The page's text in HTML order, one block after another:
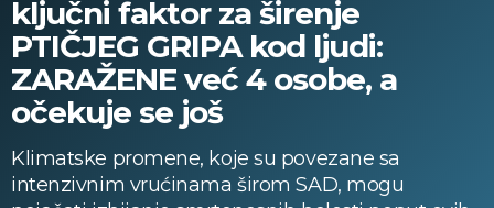
ključni faktor za širenje
PTIČJEG GRIPA kod ljudi:
ZARAŽENE već 4 osobe, a
očekuje se još
Klimatske promene, koje su povezane sa
intenzivnim vrućinama širom SAD, mogu